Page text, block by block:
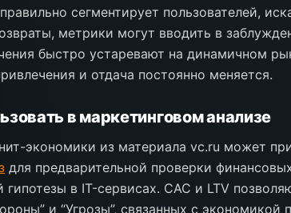
сегментирует пользователей,
метрики могут вводить в
быстро устаревают на динамичном
и отдача постоянно меняется.
в маркетинговом анализе
экономики из материала vc.ru может
для предварительной проверки
гипотезы в IT-сервисах. CAC и LTV
и “Угрозы”, связанных с экономикой